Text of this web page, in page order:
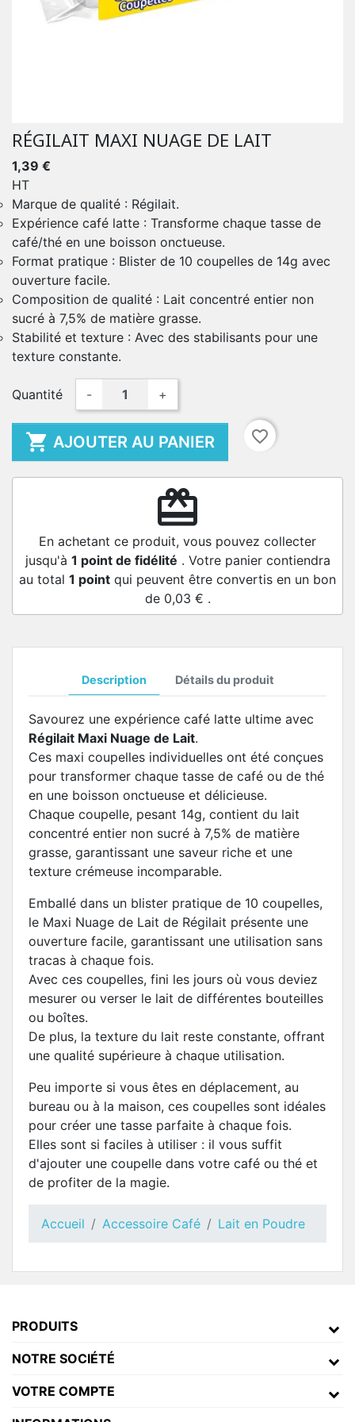
RÉGILAIT MAXI NUAGE DE LAIT
1,39 €
HT
Marque de qualité : Régilait.
Expérience café latte : Transforme chaque tasse de
café/thé en une boisson onctueuse.
Format pratique : Blister de 10 coupelles de 14g avec
ouverture facile.
Composition de qualité : Lait concentré entier non
sucré à 7,5% de matière grasse.
Stabilité et texture : Avec des stabilisants pour une
texture constante.
Quantité - +
 AJOUTER AU PANIER favorite_border
redeem
En achetant ce produit, vous pouvez collecter
jusqu'à 1 point de fidélité . Votre panier contiendra
au total 1 point qui peuvent être convertis en un bon
de 0,03 € .
Description Détails du produit
Savourez une expérience café latte ultime avec
Régilait Maxi Nuage de Lait.
Ces maxi coupelles individuelles ont été conçues
pour transformer chaque tasse de café ou de thé
en une boisson onctueuse et délicieuse.
Chaque coupelle, pesant 14g, contient du lait
concentré entier non sucré à 7,5% de matière
grasse, garantissant une saveur riche et une
texture crémeuse incomparable.
Emballé dans un blister pratique de 10 coupelles,
le Maxi Nuage de Lait de Régilait présente une
ouverture facile, garantissant une utilisation sans
tracas à chaque fois.
Avec ces coupelles, fini les jours où vous deviez
mesurer ou verser le lait de différentes bouteilles
ou boîtes.
De plus, la texture du lait reste constante, offrant
une qualité supérieure à chaque utilisation.
Peu importe si vous êtes en déplacement, au
bureau ou à la maison, ces coupelles sont idéales
pour créer une tasse parfaite à chaque fois.
Elles sont si faciles à utiliser : il vous suffit
d'ajouter une coupelle dans votre café ou thé et
de profiter de la magie.
Accueil Accessoire Café Lait en Poudre
PRODUITS
NOTRE SOCIÉTÉ
VOTRE COMPTE